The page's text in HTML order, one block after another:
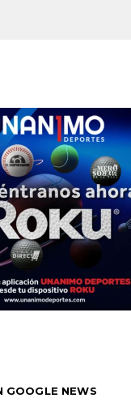
GOOGLE NEWS